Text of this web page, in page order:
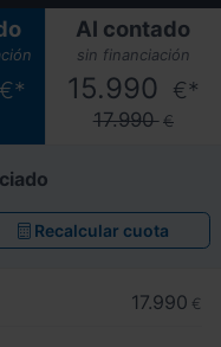
€*
Al contado
sin financiación
15.990 €*
17.990 €
Recalcular cuota
17.990 €